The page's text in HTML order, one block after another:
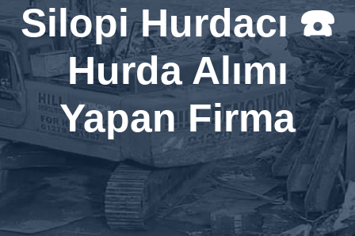
Silopi Hurdacı ☎️
Hurda Alımı
Yapan Firma